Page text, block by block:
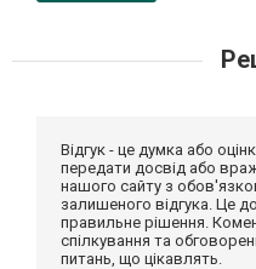
Відгук - це думка або
передати досвід або
нашого сайту з
залишеного відгука. Це
правильне рішення.
спілкування та
питань, що цікавлять.